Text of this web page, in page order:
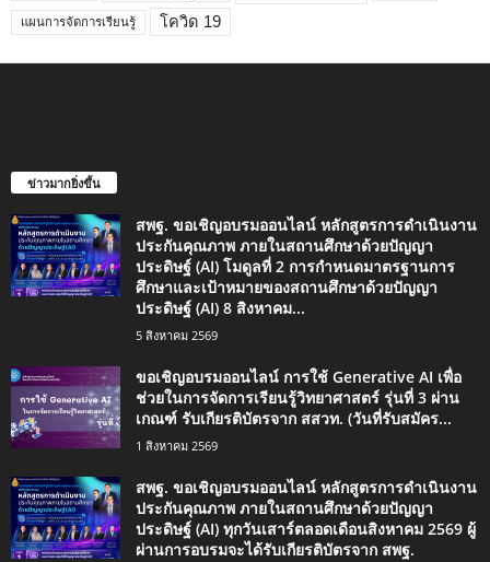
แผนการจัดการเรียนรู้ โควิด 19
ข่าวมากยิ่งขึ้น
สพฐ. ขอเชิญอบรมออนไลน์ หลักสูตรการดำเนินงาน
ประกันคุณภาพ ภายในสถานศึกษาด้วยปัญญา
ประดิษฐ์ (AI) โมดูลที่ 2 การกำหนดมาตรฐานการ
ศึกษาและเป้าหมายของสถานศึกษาด้วยปัญญา
ประดิษฐ์ (AI) 8 สิงหาคม...
5 สิงหาคม 2569
ขอเชิญอบรมออนไลน์ การใช้ Generative AI เพื่อ
ช่วยในการจัดการเรียนรู้วิทยาศาสตร์ รุ่นที่ 3 ผ่าน
เกณฑ์ รับเกียรติบัตรจาก สสวท. (วันที่รับสมัคร...
1 สิงหาคม 2569
สพฐ. ขอเชิญอบรมออนไลน์ หลักสูตรการดำเนินงาน
ประกันคุณภาพ ภายในสถานศึกษาด้วยปัญญา
ประดิษฐ์ (AI) ทุกวันเสาร์ตลอดเดือนสิงหาคม 2569 ผู้
ผ่านการอบรมจะได้รับเกียรติบัตรจาก สพฐ.